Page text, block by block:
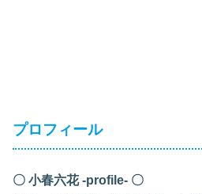
プロフィール
〇 小春六花 -profile- 〇